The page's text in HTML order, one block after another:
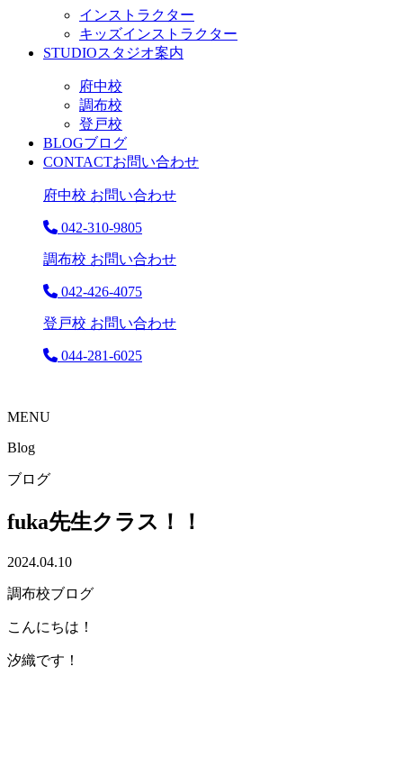
インストラクター
キッズインストラクター
STUDIOスタジオ案内
府中校
調布校
登戸校
BLOGブログ
CONTACTお問い合わせ
府中校 お問い合わせ
042-310-9805
調布校 お問い合わせ
042-426-4075
登戸校 お問い合わせ
044-281-6025
MENU
Blog
ブログ
fuka先生クラス！！
2024.04.10
調布校ブログ
こんにちは！
汐織です！